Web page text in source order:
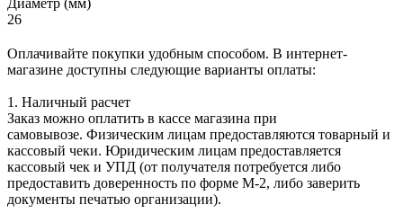
26
Оплачивайте покупки удобным способом. В интернет-
магазине доступны следующие варианты оплаты:
1. Наличный расчет
Заказ можно оплатить в кассе магазина при
самовывозе. Физическим лицам предоставляются товарный и
кассовый чеки. Юридическим лицам предоставляется
кассовый чек и УПД (от получателя потребуется либо
предоставить доверенность по форме М-2, либо заверить
документы печатью организации).